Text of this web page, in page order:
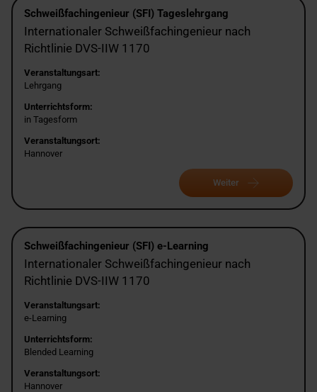
Schweißfachingenieur (SFI) Tageslehrgang
Internationaler Schweißfachingenieur nach
Richtlinie DVS-IIW 1170
Veranstaltungsart:
Lehrgang
Unterrichtsform:
in Tagesform
Veranstaltungsort:
Hannover
Weiter
Schweißfachingenieur (SFI) e-Learning
Internationaler Schweißfachingenieur nach
Richtlinie DVS-IIW 1170
Veranstaltungsart:
e-Learning
Unterrichtsform:
Blended Learning
Veranstaltungsort:
Hannover